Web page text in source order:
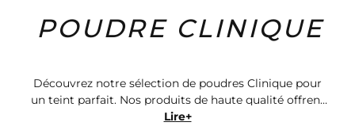
Solaire Homme Marques Idées
Cadeaux
Bons
Plans
POUDRE CLINIQUE
Découvrez notre sélection de poudres Clinique pour
un teint parfait. Nos produits de haute qualité offrent
une couvrance naturelle et longue tenue. Trouvez la
Lire+